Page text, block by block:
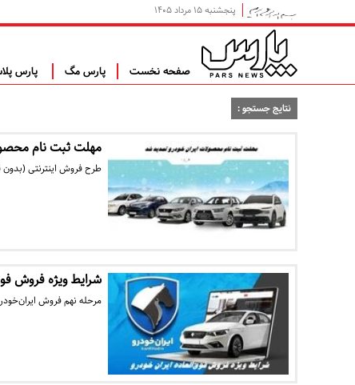
پنجشنبه ۱۵ مرداد ۱۴۰۵
صفحه نخست پارس مگ پارس
نتایج جستجو :
مهلت ثبت نام
طرح فروش اینترنتی (بدون
شرایط ویژه فروش
مرحله نهم فروش ایران‌خودرو شامل ۱۰ محصول